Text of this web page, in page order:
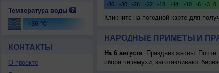
Температура воды
+30 °C
КОНТАКТЫ
О проекте
Кликните на погодной карте для
НАРОДНЫЕ ПРИМЕТЫ И
На 6 августа: Праздник жатвы. Почти
сбора черемухи, заготавливают